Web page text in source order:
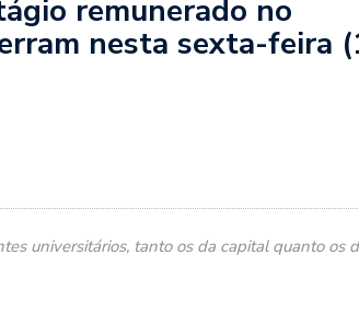
remunerado no
nesta sexta-feira
universitários, tanto os da capital quanto os